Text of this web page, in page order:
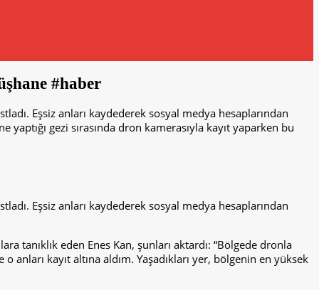
#haber
Eşsiz anları kaydederek sosyal medya hesaplarından
gezi sırasında dron kamerasıyla kayıt yaparken bu
Eşsiz anları kaydederek sosyal medya hesaplarından
tanıklık eden Enes Kan, şunları aktardı: “Bölgede dronla
kayıt altına aldım. Yaşadıkları yer, bölgenin en yüksek